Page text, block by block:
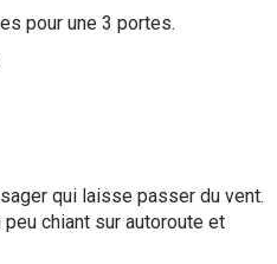
pour une 3 portes.
qui laisse passer du vent.
chiant sur autoroute et